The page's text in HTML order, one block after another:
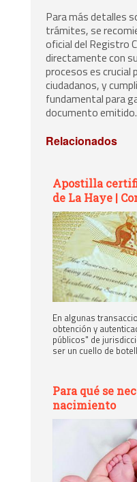
Para más detalles
trámites, se
oficial del Registro
directamente con
procesos es crucial
ciudadanos, y
fundamental para
documento emitido.
Relacionados
Apostilla
de La Haye |
En algunas
obtención y
públicos" de
ser un cuello de
Para qué se
nacimiento